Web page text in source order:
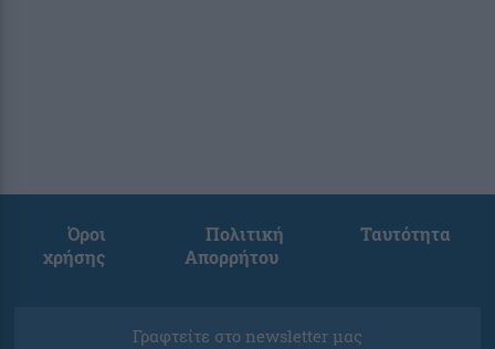
Όροι
χρήσης
Πολιτική
Απορρήτου
Ταυτότητα
Γραφτείτε στο newsletter μας